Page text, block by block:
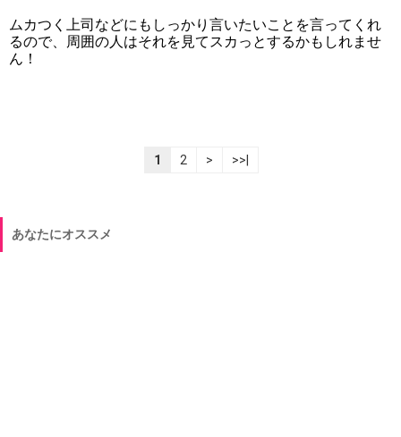
ムカつく上司などにもしっかり言いたいことを言ってくれ
るので、周囲の人はそれを見てスカっとするかもしれませ
ん！
1 2 > >>|
あなたにオススメ